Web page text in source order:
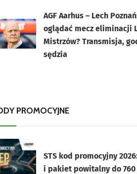
AGF Aarhus – Lech
oglądać mecz eliminacji
Mistrzów? Transmisja,
sędzia
PROMOCYJNE
STS kod promocyjny
i pakiet powitalny do 760